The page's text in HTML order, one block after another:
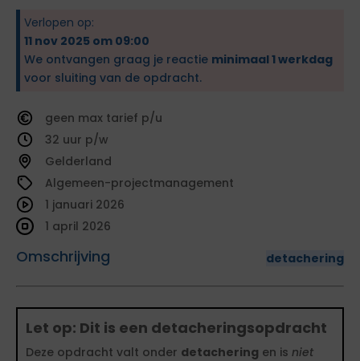
Verlopen op:
11 nov 2025 om 09:00
We ontvangen graag je reactie minimaal 1 werkdag
voor sluiting van de opdracht.
geen
tarief
32
Gelderland
Algemeen-projectmanagement
Omschrijving detachering
1 januari 2026
1 april 2026
Let op: Dit is een detacheringsopdracht
Deze opdracht valt onder detachering en is niet